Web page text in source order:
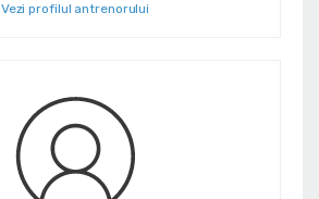
Vezi profilul antrenorului